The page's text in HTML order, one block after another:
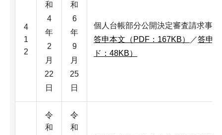
4
1
2
和
4
年
2
月
22
日
和
6
年
9
月
25
日
個人台帳部分公開決定審査請求事案
答申本文（PDF：167KB）
／答申
ド：48KB）
令
和
令
和